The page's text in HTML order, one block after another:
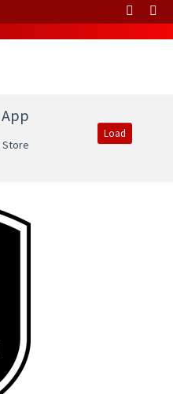
Store
Load